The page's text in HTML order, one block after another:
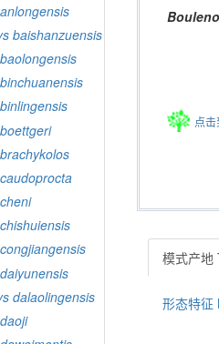
anlongensis
baishanzuensis
baolongensis
binchuanensis
binlingensis
boettgeri
brachykolos
caudoprocta
cheni
chishuiensis
congjiangensis
daiyunensis
dalaolingensis
daoji
点
模式产地
形态特征